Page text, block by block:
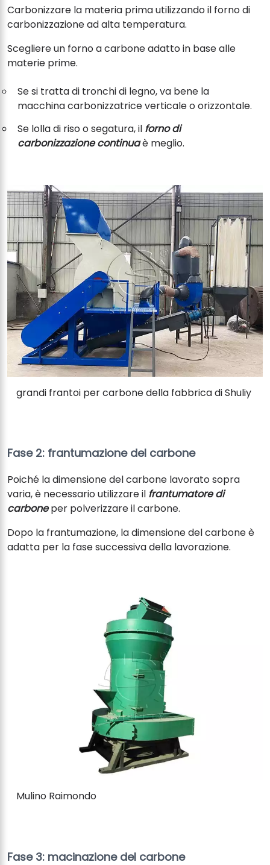
Carbonizzare la materia prima utilizzando il forno di
carbonizzazione ad alta temperatura.
Scegliere un forno a carbone adatto in base alle
materie prime.
Se si tratta di tronchi di legno, va bene la
macchina carbonizzatrice verticale o orizzontale.
Se lolla di riso o segatura, il forno di
carbonizzazione continuaè meglio.
grandi frantoi per carbone della fabbrica di Shuliy
Fase 2: frantumazione del carbone
Poiché la dimensione del carbone lavorato sopra
varia, è necessario utilizzare il frantumatore di
carboneper polverizzare il carbone.
Dopo la frantumazione, la dimensione del carbone è
adatta per la fase successiva della lavorazione.
Mulino Raimondo
Fase 3: macinazione del carbone